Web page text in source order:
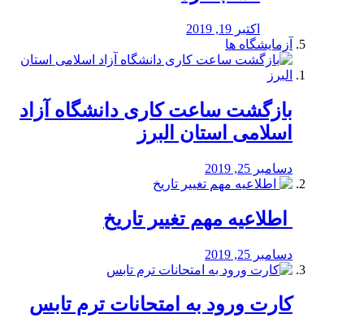
اکتبر 19, 2019
آزمایشگاه ها
بازگشت ساعت کاری دانشگاه آزاد
اسلامی استان البرز
دسامبر 25, 2019
️ اطلاعیه مهم تغییر تاریخ
دسامبر 25, 2019
کارت ورود به امتحانات ترم تابس